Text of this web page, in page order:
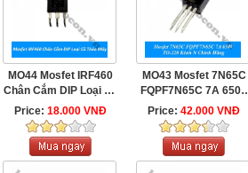
MO44 Mosfet IRF460
Chân Cắm DIP Loại Cũ
Tháo Máy
Price: 18.000 VNĐ
MO43 Mosfet 7N65C
FQPF7N65C 7A 650V
TO-220 Kênh N Chính
...
Price: 42.000 VNĐ